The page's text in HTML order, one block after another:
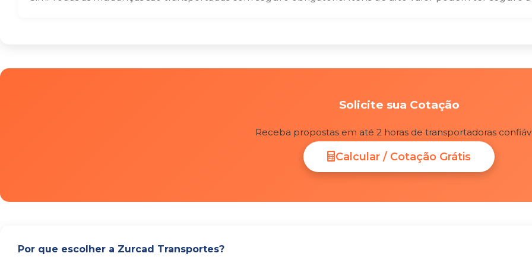
Solicite sua Cotação
Receba propostas em até 2 horas de transportadoras
Calcular / Cotação Grátis
Por que escolher a Zurcad Transportes?